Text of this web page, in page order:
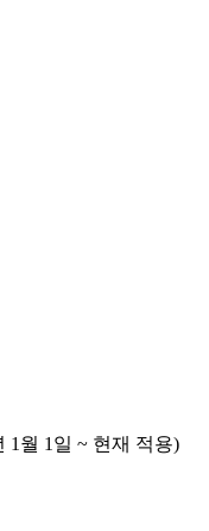
1월 1일 ~ 현재 적용)